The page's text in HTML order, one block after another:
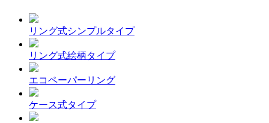
リング式シンプルタイプ
リング式絵柄タイプ
エコペーパーリング
ケース式タイプ